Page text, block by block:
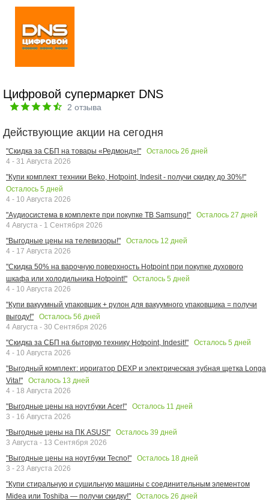
Цифровой супермаркет DNS
2 отзыва
Действующие акции на сегодня
"Скидка за СБП на товары «Редмонд»!" Осталось 26 дней
4 - 31 Августа 2026
"Купи комплект техники Beko, Hotpoint, Indesit - получи скидку до 30%!"
Осталось 5 дней
4 - 10 Августа 2026
"Аудиосистема в комплекте при покупке ТВ Samsung!"
Осталось 27 дней
4 Августа - 1 Сентября 2026
"Выгодные цены на телевизоры!"
Осталось 12 дней
4 - 17 Августа 2026
"Скидка 50% на варочную поверхность Hotpoint при покупке духового
шкафа или холодильника Hotpoint!"
Осталось 5 дней
4 - 10 Августа 2026
"Купи вакуумный упаковщик + рулон для вакуумного упаковщика = получи
выгоду!"
Осталось 56 дней
4 Августа - 30 Сентября 2026
"Скидка за СБП на бытовую технику Hotpoint, Indesit!"
Осталось 5 дней
4 - 10 Августа 2026
"Выгодный комплект: ирригатор DEXP и электрическая зубная щетка Longa
Vita!"
Осталось 13 дней
4 - 18 Августа 2026
"Выгодные цены на ноутбуки Acer!"
Осталось 11 дней
3 - 16 Августа 2026
"Выгодные цены на ПК ASUS!"
Осталось 39 дней
3 Августа - 13 Сентября 2026
"Выгодные цены на ноутбуки Tecno!"
Осталось 18 дней
3 - 23 Августа 2026
"Купи стиральную и сушильную машины с соединительным элементом
Midea или Toshiba — получи скидку!"
Осталось 26 дней